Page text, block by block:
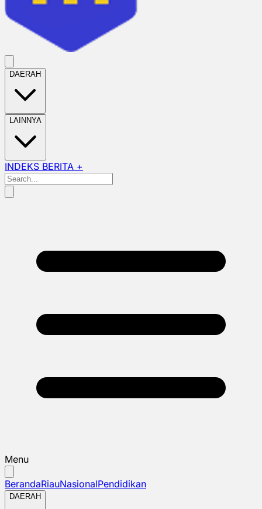
DAERAH
LAINNYA
INDEKS BERITA +
Menu
BerandaRiauNasionalPendidikan
DAERAH